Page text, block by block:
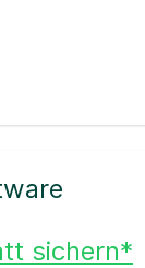
sichern*